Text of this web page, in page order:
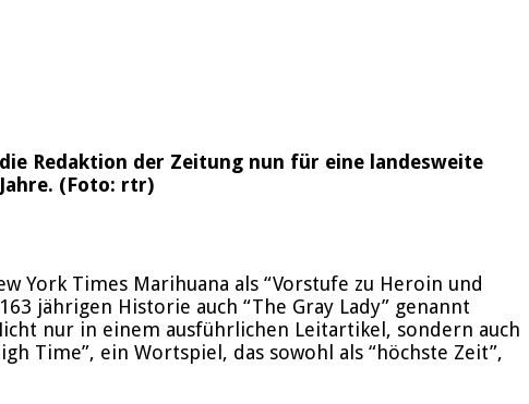
Redaktion der Zeitung nun für eine landesweite
(Foto: rtr)
York Times Marihuana als “Vorstufe zu Heroin und
jährigen Historie auch “The Gray Lady” genannt
nur in einem ausführlichen Leitartikel, sondern auch
Time”, ein Wortspiel, das sowohl als “höchste Zeit”,